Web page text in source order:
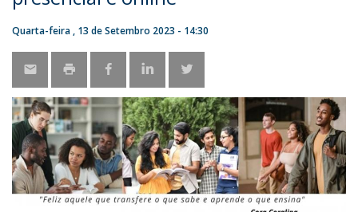
Quarta-feira , 13 de Setembro 2023 - 14:30